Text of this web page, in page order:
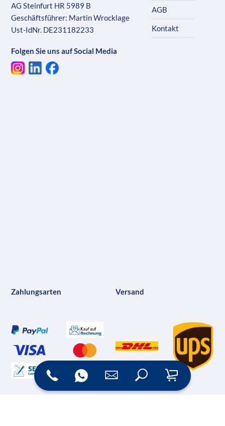
AG Steinfurt HR 5989 B
Geschäftsführer: Martin Wrocklage
Ust-IdNr. DE231182233
Folgen Sie uns auf Social Media
AGB
Kontakt
Zahlungsarten Versand